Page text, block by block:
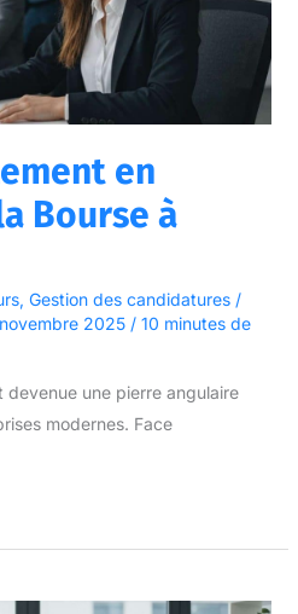
en
Bourse à
, Gestion des candidatures/
2025 / 10 minutes de
une pierre angulaire
modernes. Face